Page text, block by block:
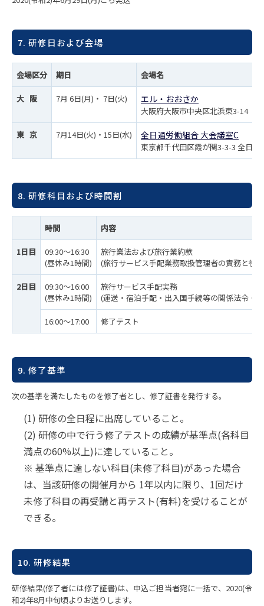
7. 研修日および会場
会場区分 期日 会場名
大 阪 7月 6日(月)・ 7日(火) エル・おおさか
大阪府大阪市中央区北浜東3-14
東 京 7月14日(火)・15日(水) 全日通労働組合 大会議室C
東京都千代田区霞が関3-3-3 全日通
8. 研修科目および時間割
時間 内容
1日目
09:30～16:30
(昼休み1時間)
旅行業法および旅行業約款
(旅行サービス手配業務取扱管理者の責務と役
2日目
09:30～16:00
(昼休み1時間)
旅行サービス手配実務
(運送・宿泊手配・出入国手続等の関係法令・
16:00～17:00 修了テスト
9. 修了基準
次の基準を満たしたものを修了者とし、修了証書を発行する。
(1) 研修の全日程に出席していること。
(2) 研修の中で行う修了テストの成績が基準点(各科目
満点の60%以上)に達していること。
※ 基準点に達しない科目(未修了科目)があった場合
は、当該研修の開催月から 1年以内に限り、1回だけ
未修了科目の再受講と再テスト(有料)を受けることが
できる。
10. 研修結果
研修結果(修了者には修了証書)は、申込ご担当者宛に一括で、2020(令
和2)年8月中旬頃よりお送りします。